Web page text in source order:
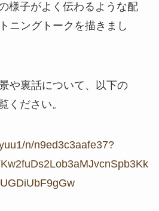
様子がよく伝わるような配
ニングトークを描きまし
や裏話について、以下の
ください。
n/n9ed3c3aafe37?